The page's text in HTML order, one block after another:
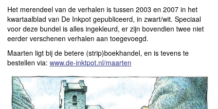
Het merendeel van de verhalen is tussen 2003 en 2007 in het
kwartaalblad van De Inkpot gepubliceerd, in zwart/wit. Speciaal
voor deze bundel is alles ingekleurd, er zijn bovendien twee niet
eerder verschenen verhalen aan toegevoegd.
Maarten ligt bij de betere (strip)boekhandel, en is tevens te
bestellen via: www.de-inktpot.nl/maarten